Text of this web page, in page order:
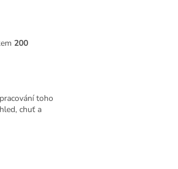
200
toho
chuť a